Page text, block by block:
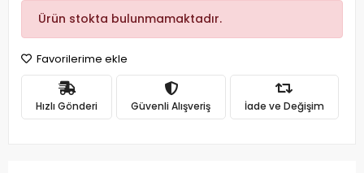
Ürün stokta bulunmamaktadır.
Favorilerime ekle
Hızlı Gönderi Güvenli Alışveriş İade ve Değişim